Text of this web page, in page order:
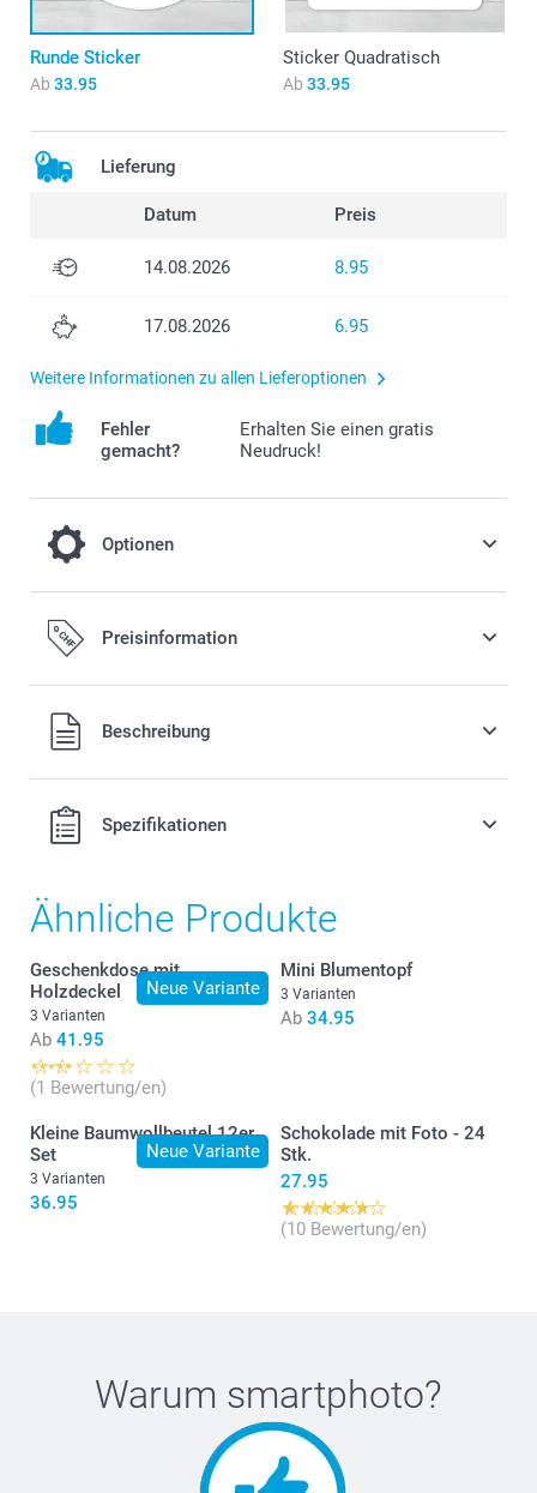
Runde Sticker
Ab 33.95
Sticker Quadratisch
Ab 33.95
Lieferung
Datum Preis
14.08.2026 8.95
17.08.2026 6.95
Weitere Informationen zu allen Lieferoptionen
Fehler
gemacht?
Erhalten Sie einen gratis
Neudruck!
Optionen
So haben Sie noch länger Freude an Ihrem
Lufterfrischer!
50.00/Stück
Preisinformation
Alle Preise verstehen sich in Schweizer Franken (CHF) inkl.
MwSt. und zzgl. Versandkosten.
Beschreibung
Spezifikationen
Ähnliche Produkte
Neue Variante
Geschenkdose mit
Holzdeckel
3 Varianten
Ab 41.95
(1 Bewertung/en)
Mini Blumentopf
3 Varianten
Ab 34.95
Neue Variante
Kleine Baumwollbeutel 12er
Set
3 Varianten
36.95
Schokolade mit Foto - 24
Stk.
27.95
(10 Bewertung/en)
Warum smartphoto?